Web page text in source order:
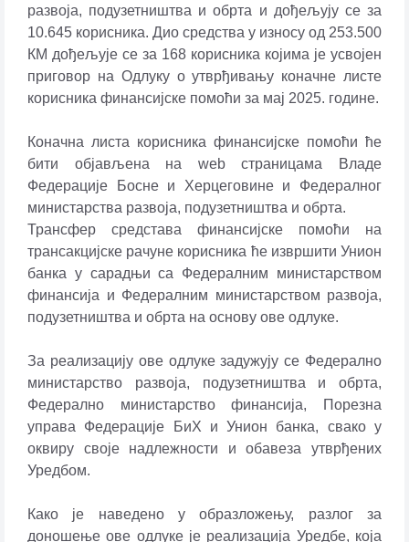
развоја, подузетништва и обрта и дођељују се за
10.645 корисника. Дио средства у износу од 253.500
КМ дођељује се за 168 корисника којима је усвојен
приговор на Одлуку о утврђивању коначне листе
корисника финансијске помоћи за мај 2025. године.
Коначна листа корисника финансијске помоћи ће
бити објављена на web страницама Владе
Федерације Босне и Херцеговине и Федералног
министарства развоја, подузетништва и обрта.
Трансфер средстава финансијске помоћи на
трансакцијске рачуне корисника ће извршити Унион
банка у сарадњи са Федералним министарством
финансија и Федералним министарством развоја,
подузетништва и обрта на основу ове одлуке.
За реализацију ове одлуке задужују се Федерално
министарство развоја, подузетништва и обрта,
Федерално министарство финансија, Порезна
управа Федерације БиХ и Унион банка, свако у
оквиру своје надлежности и обавеза утврђених
Уредбом.
Како је наведено у образложењу, разлог за
доношење ове одлуке је реализација Уредбе, која